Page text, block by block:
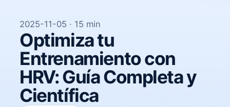
2025-11-05 · 15 min
Optimiza tu
Entrenamiento con
HRV: Guía Completa y
Científica